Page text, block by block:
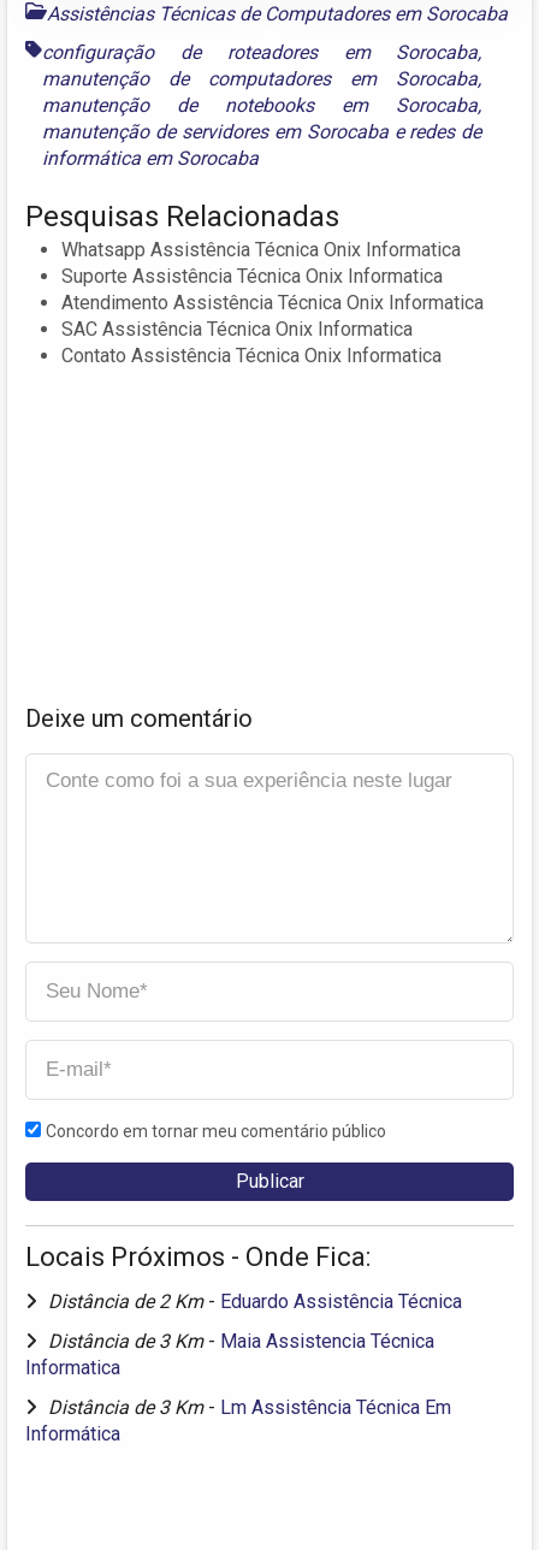
Assistências Técnicas de Computadores em Sorocaba
configuração de roteadores em Sorocaba,
manutenção de computadores em Sorocaba,
manutenção de notebooks em Sorocaba,
manutenção de servidores em Sorocabaeredes de
informática em Sorocaba
Pesquisas Relacionadas
Whatsapp Assistência Técnica Onix Informatica
Suporte Assistência Técnica Onix Informatica
Atendimento Assistência Técnica Onix Informatica
SAC Assistência Técnica Onix Informatica
Contato Assistência Técnica Onix Informatica
Deixe um comentário
Concordo em tornar meu comentário público
Locais Próximos - Onde Fica:
Distância de 2 Km - Eduardo Assistência Técnica
Distância de 3 Km - Maia Assistencia Técnica
Informatica
Distância de 3 Km - Lm Assistência Técnica Em
Informática